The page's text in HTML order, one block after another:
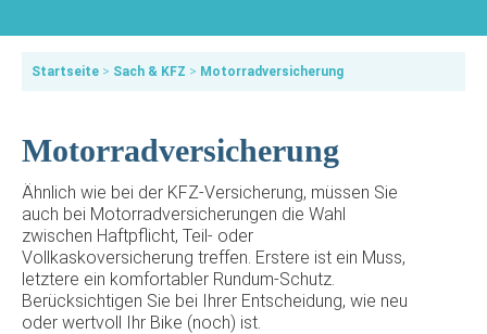
Startseite > Sach & KFZ > Motorradversicherung
Motorradversicherung
Ähnlich wie bei der KFZ-Versicherung, müssen Sie
auch bei Motorradversicherungen die Wahl
zwischen Haftpflicht, Teil- oder
Vollkaskoversicherung treffen. Erstere ist ein Muss,
letztere ein komfortabler Rundum-Schutz.
Berücksichtigen Sie bei Ihrer Entscheidung, wie neu
oder wertvoll Ihr Bike (noch) ist.